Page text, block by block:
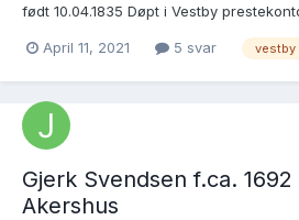
født 10.04.1835 Døpt i Vestby
oppført Ole Andersen og Marie
April 11, 2021 5 svar vestby
Gjerk Svendsen f.ca.
Akershus